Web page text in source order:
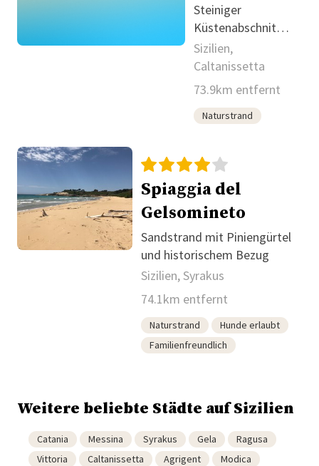
Steiniger
Küstenabschnitt
mit Felsblöcken
im Wasser
Sizilien,
Caltanissetta
73.9km entfernt
Naturstrand
Spiaggia del
Gelsomineto
Sandstrand mit Piniengürtel
und historischem Bezug
Sizilien, Syrakus
74.1km entfernt
Naturstrand
Hunde erlaubt
Familienfreundlich
Weitere beliebte Städte auf Sizilien
Catania Messina Syrakus Gela
Ragusa
Vittoria
Caltanissetta Agrigent
Modica